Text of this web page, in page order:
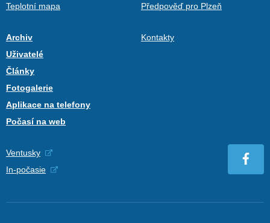
Teplotní mapa
Předpověď pro Plzeň
Archiv
Uživatelé
Články
Fotogalerie
Aplikace na telefony
Počasí na web
Kontakty
Ventusky
In-počasie